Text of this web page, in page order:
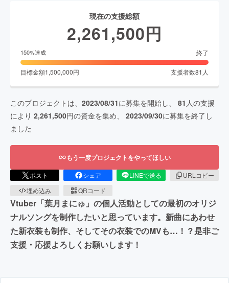
現在の支援総額
2,261,500円
150%達成 終了
目標金額1,500,000円 支援者数81 人
このプロジェクトは、 2023/08/31に募集を開始し、 81 人の支援
により 2,261,500円の資金を集め、 2023/09/30に募集を終了し
ました
もう一度プロジェクトをやってほしい
ポスト シェア LINEで送る
URLコピー
埋め込み
QRコード
Vtuber「葉月まにゅ」の個人活動としての最初のオリジ
ナルソングを制作したいと思っています。新曲にあわせ
た新衣装も制作、そしてその衣装でのMVも…！？是非ご
支援・応援よろしくお願いします！